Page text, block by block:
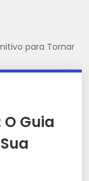
para Tornar
Guia